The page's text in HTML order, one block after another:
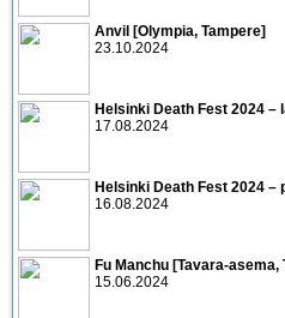
Anvil [Olympia, Tampere]
23.10.2024
Helsinki Death Fest 2024
17.08.2024
Helsinki Death Fest 2024
16.08.2024
Fu Manchu [Tavara-asema,
15.06.2024